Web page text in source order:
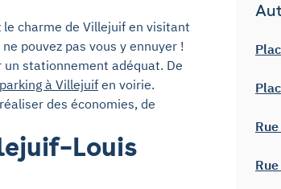
charme de Villejuif en visitant
pouvez pas vous y ennuyer !
stationnement adéquat. De
à Villejuif en voirie.
des économies, de